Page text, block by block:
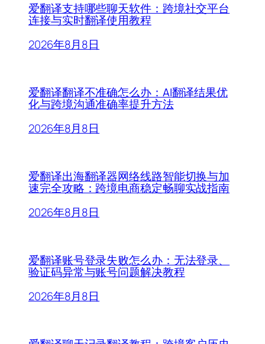
爱翻译支持哪些聊天软件：跨境社交平台
连接与实时翻译使用教程
2026年8月8日
爱翻译翻译不准确怎么办：AI翻译结果优
化与跨境沟通准确率提升方法
2026年8月8日
爱翻译出海翻译器网络线路智能切换与加
速完全攻略：跨境电商稳定畅聊实战指南
2026年8月8日
爱翻译账号登录失败怎么办：无法登录、
验证码异常与账号问题解决教程
2026年8月8日